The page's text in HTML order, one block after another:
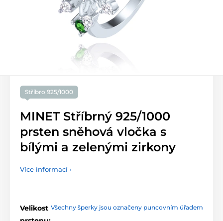
Stříbro 925/1000
MINET Stříbrný 925/1000
prsten sněhová vločka s
bílými a zelenými zirkony
Více informací ›
Všechny šperky jsou označeny puncovním úřadem
Velikost